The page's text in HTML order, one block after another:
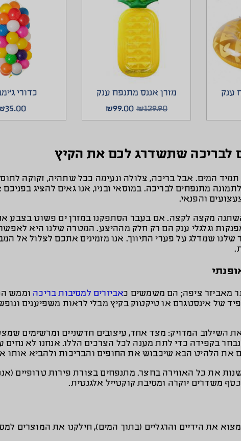
ענק מזרן אננס מתנפח ענק
₪129.90
₪99.00
כדורי
35.00
לבריכה שתשדרג לכם את הקיץ
המים. אבל בריכה, צלולה ונעימה ככל שתהיה, זקוקה
מתנפחים לבריכה. במוסאי ובניו, אנו גאים להציג
מקצה לקצה. אם בעבר הסתפקנו במזרן ים פשוט בצבע
וגלגלי ענק הם רק חלק מההיצע. המטרה שלנו היא
שלנו שמדלג על פערי התיווך. אנו מזמינים אתכם לצלול אל
מאביזר ציפה; הם משמשים כאביזרים למסיבות בריכה וממש
של אינסטגרם או טיקטוק בקיץ מבלי לראות משפיענים
השילוב המדויק: מצד אחד, עיצובים חדשניים ומרשימים
בקפידה כדי לתת מענה לכל הצרכים הללו. אנחנו לא נחים
את הלהיט הבא שיכבוש את החופים והבריכות ולהביא אותו
את כל האווירה בחצר. מתנפחים בצורת פירות טרופיים
משדרים יוקרה ומסיבת קוקטייל אלגנטית.
את הידיים והרגליים (בתוך המים), חילקנו את המוצרים